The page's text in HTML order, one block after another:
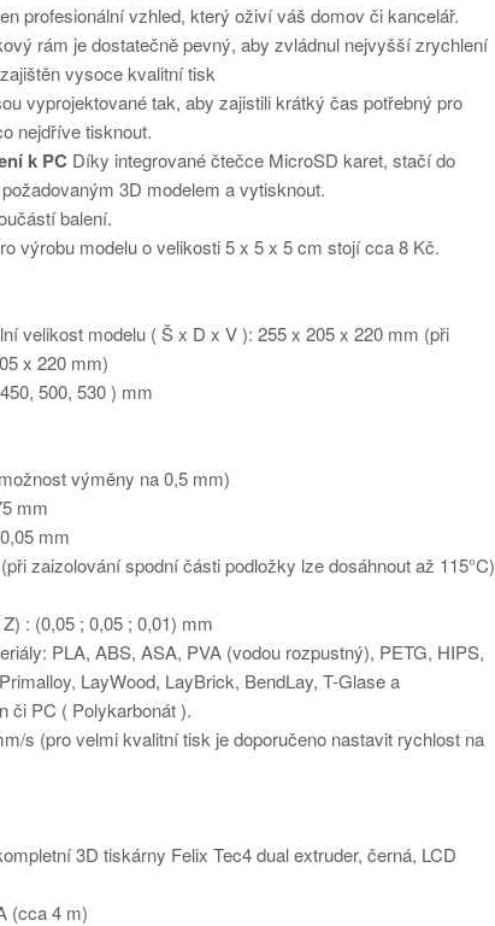
profesionální vzhled, který oživí váš domov či kancelář.
rám je dostatečně pevný, aby zvládnul nejvyšší zrychlení
vysoce kvalitní tisk
vyprojektované tak, aby zajistili krátký čas potřebný pro
nejdříve tisknout.
k PC Díky integrované čtečce MicroSD karet, stačí do
3D modelem a vytisknout.
balení.
výrobu modelu o velikosti 5 x 5 x 5 cm stojí cca 8 Kč.
velikost modelu ( Š x D x V ): 255 x 205 x 220 mm (při
x 220 mm)
500, 530 ) mm
výměny na 0,5 mm)
mm
mm
zaizolování spodní části podložky lze dosáhnout až 115°C)
: (0,05 ; 0,05 ; 0,01) mm
PLA, ABS, ASA, PVA (vodou rozpustný), PETG, HIPS,
LayWood, LayBrick, BendLay, T-Glase a
či PC ( Polykarbonát ).
s (pro velmi kvalitní tisk je doporučeno nastavit rychlost na
3D tiskárny Felix Tec4 dual extruder, černá, LCD
(cca 4 m)